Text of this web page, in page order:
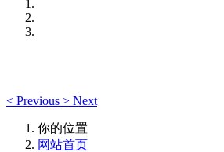
< Previous > Next
你的位置
网站首页